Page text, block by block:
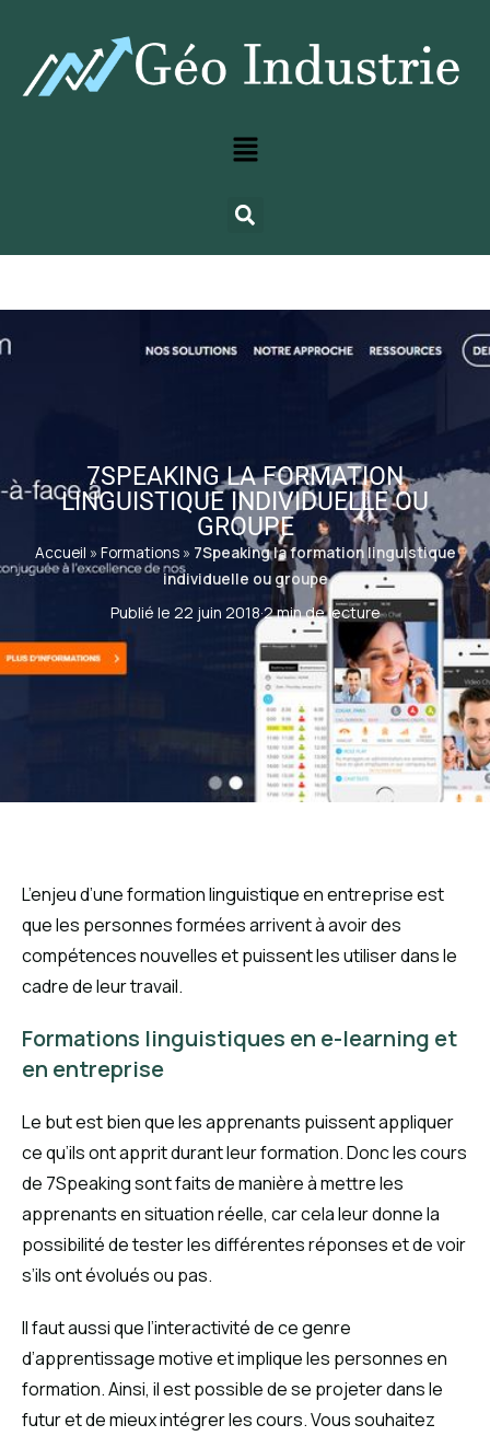
7SPEAKING LA FORMATION
LINGUISTIQUE INDIVIDUELLE OU
GROUPE
Accueil » Formations» 7Speaking la formation linguistique
individuelle ou groupe
Publié le 22 juin 2018·2 min de lecture
L’enjeu d’une formation linguistique en entreprise est
que les personnes formées arrivent à avoir des
compétences nouvelles et puissent les utiliser dans le
cadre de leur travail.
Formations linguistiques en e-learning et
en entreprise
Le but est bien que les apprenants puissent appliquer
ce qu’ils ont apprit durant leur formation. Donc les cours
de 7Speaking sont faits de manière à mettre les
apprenants en situation réelle, car cela leur donne la
possibilité de tester les différentes réponses et de voir
s’ils ont évolués ou pas.
Il faut aussi que l’interactivité de ce genre
d’apprentissage motive et implique les personnes en
formation. Ainsi, il est possible de se projeter dans le
futur et de mieux intégrer les cours. Vous souhaitez